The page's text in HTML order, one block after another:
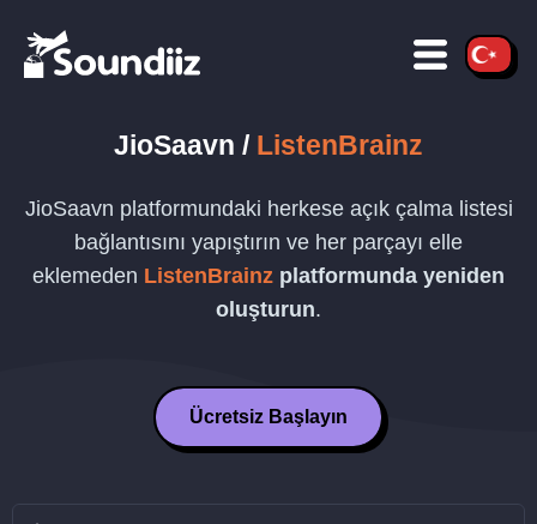
JioSaavn / ListenBrainz
JioSaavn platformundaki herkese açık çalma listesi
bağlantısını yapıştırın ve her parçayı elle
eklemeden ListenBrainz platformunda yeniden
oluşturun.
Ücretsiz Başlayın